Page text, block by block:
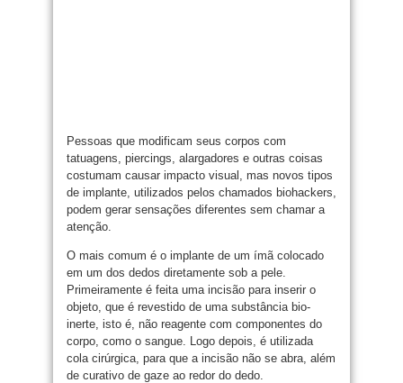
Pessoas que modificam seus corpos com
tatuagens, piercings, alargadores e outras coisas
costumam causar impacto visual, mas novos tipos
de implante, utilizados pelos chamados biohackers,
podem gerar sensações diferentes sem chamar a
atenção.
O mais comum é o implante de um ímã colocado
em um dos dedos diretamente sob a pele.
Primeiramente é feita uma incisão para inserir o
objeto, que é revestido de uma substância bio-
inerte, isto é, não reagente com componentes do
corpo, como o sangue. Logo depois, é utilizada
cola cirúrgica, para que a incisão não se abra, além
de curativo de gaze ao redor do dedo.